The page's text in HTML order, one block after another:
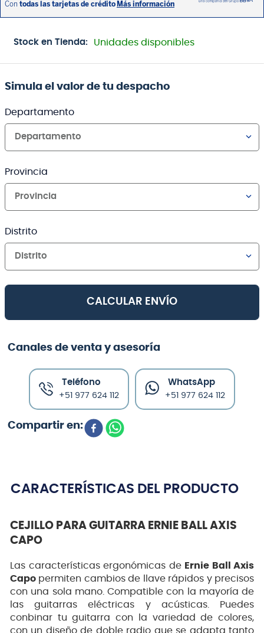
Stock en Tienda: Unidades disponibles
Simula el valor de tu despacho
Departamento
Departamento
Provincia
Provincia
Distrito
Distrito
CALCULAR ENVÍO
Canales de venta y asesoría
Teléfono
+51 977 624 112
WhatsApp
+51 977 624 112
CARACTERÍSTICAS DEL PRODUCTO
CEJILLO PARA GUITARRA ERNIE BALL AXIS
CAPO
Las características ergonómicas de Ernie Ball Axis
Capo permiten cambios de llave rápidos y precisos
con una sola mano. Compatible con la mayoría de
las guitarras eléctricas y acústicas. Puedes
conbinar tu guitarra con la variedad de colores,
con un diseño de doble radio que se adapta tanto